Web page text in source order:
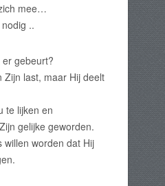
mee…
..
gebeurt?
Zijn last, maar Hij deelt
te lijken en
gelijke geworden.
willen worden dat Hij